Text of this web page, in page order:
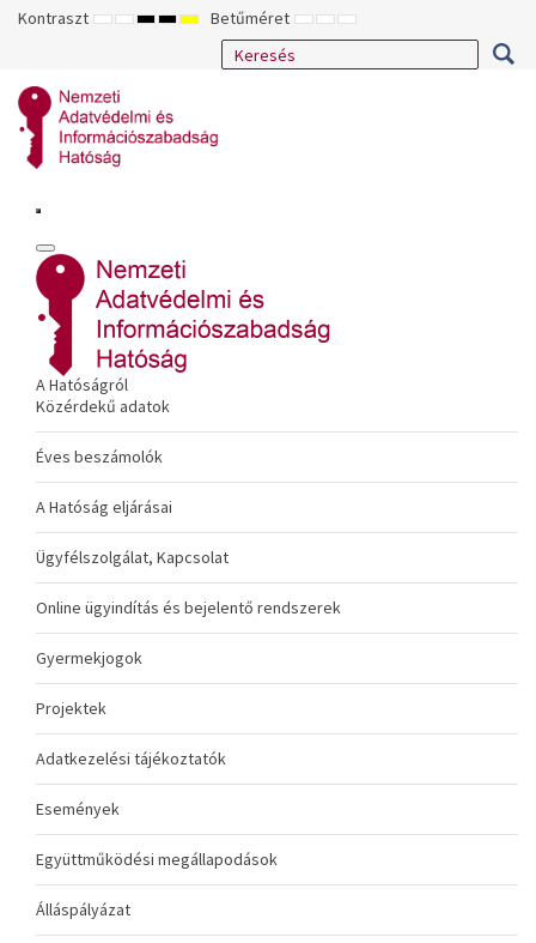
Kontraszt ALAPÉRTELMEZETT
ÉJSZAKAI
NAGY
KONTRASZTÚ
NAGY
KONTRASZTÚ
NAGY
KONTRASZTÚ
SÁRGA
FEKETE
Betűméret KISEBB
BETŰTÍPUS
ALAPÉRTELMEZETT
BETŰMÉRET
NAGYOBB
BETŰMÉRET
A Hatóságról
Közérdekű adatok
Éves beszámolók
A Hatóság eljárásai
Ügyfélszolgálat, Kapcsolat
Online ügyindítás és bejelentő rendszerek
Gyermekjogok
Projektek
Adatkezelési tájékoztatók
Események
Együttműködési megállapodások
Álláspályázat